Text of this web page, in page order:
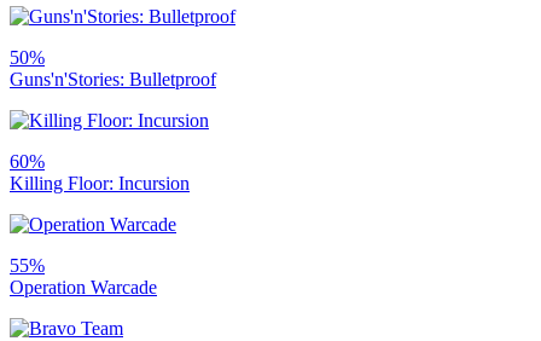
50%
Guns'n'Stories: Bulletproof
60%
Killing Floor: Incursion
55%
Operation Warcade